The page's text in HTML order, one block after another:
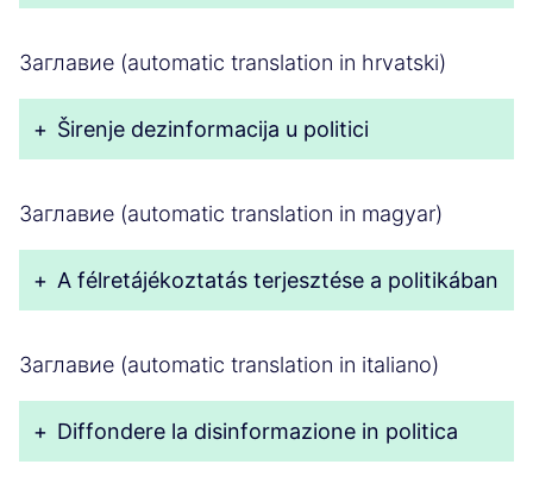
Заглавие (automatic translation in hrvatski)
+ Širenje dezinformacija u politici
Заглавие (automatic translation in magyar)
+ A félretájékoztatás terjesztése a politikában
Заглавие (automatic translation in italiano)
+ Diffondere la disinformazione in politica